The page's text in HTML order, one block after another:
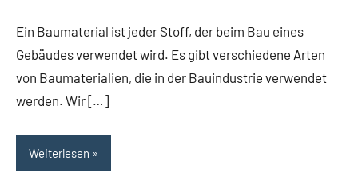
Ein Baumaterial ist jeder Stoff, der beim Bau eines
Gebäudes verwendet wird. Es gibt verschiedene Arten
von Baumaterialien, die in der Bauindustrie verwendet
werden. Wir […]
Weiterlesen